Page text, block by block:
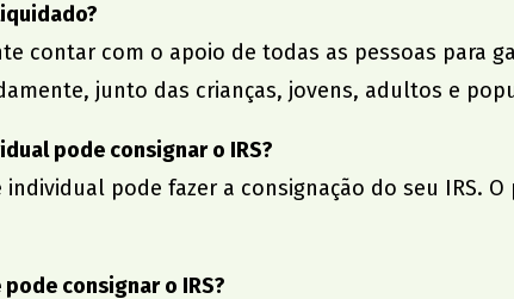
contar com o apoio de todas as pessoas para
junto das crianças, jovens, adultos e
pode consignar o IRS?
pode fazer a consignação do seu IRS.
consignar o IRS?